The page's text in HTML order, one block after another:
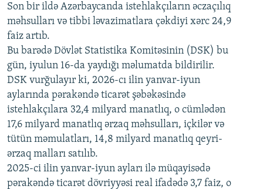
Auto 240p 360p 480p
720p 1080p
360p
480p
720p
1080p
Son bir ildə Azərbaycanda istehlakçıların əczaçılıq
məhsulları və tibbi ləvazimatlara çəkdiyi xərc 24,9
faiz artıb.
Bu barədə Dövlət Statistika Komitəsinin (DSK) bu
gün, iyulun 16-da yaydığı məlumatda bildirilir.
DSK vurğulayır ki, 2026-cı ilin yanvar-iyun
aylarında pərakəndə ticarət şəbəkəsində
istehlakçılara 32,4 milyard manatlıq, o cümlədən
17,6 milyard manatlıq ərzaq məhsulları, içkilər və
tütün məmulatları, 14,8 milyard manatlıq qeyri-
ərzaq malları satılıb.
2025-ci ilin yanvar-iyun ayları ilə müqayisədə
pərakəndə ticarət dövriyyəsi real ifadədə 3,7 faiz, o